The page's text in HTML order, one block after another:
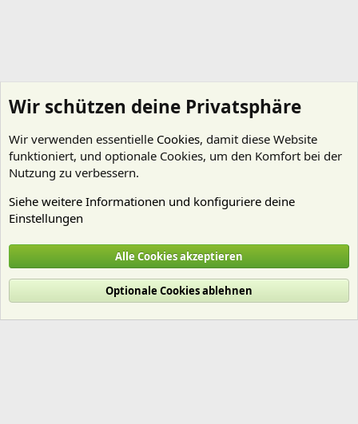
Cookies
Deutsch (Du)
Nutzungsbedingungen
Datenschutz Hilfe und Impressum
R
Wir schützen deine Privatsphäre
Wir verwenden essentielle Cookies, damit diese Website
funktioniert, und optionale Cookies, um den Komfort bei der
Nutzung zu verbessern.
Siehe weitere Informationen und konfiguriere deine
Einstellungen
Alle Cookies akzeptieren
Optionale Cookies ablehnen